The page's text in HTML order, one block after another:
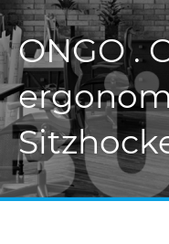
ONGO .